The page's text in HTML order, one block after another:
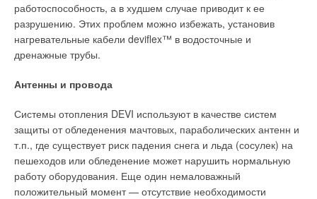
работоспособность, а в худшем случае приводит к ее
разрушению. Этих проблем можно избежать, установив
нагревательные кабели deviflex™ в водосточные и
дренажные трубы.
Антенны и провода
Системы отопления DEVI используют в качестве систем
защиты от обледенения мачтовых, параболических антенн и
т.п., где существует риск падения снега и льда (сосулек) на
пешеходов или обледенение может нарушить нормальную
работу оборудования. Еще один немаловажный
положительный момент — отсутствие необходимости